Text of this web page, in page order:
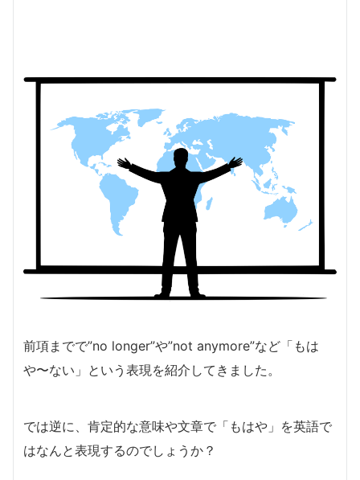
前項までで”no longer”や”not anymore”など「もは
や〜ない」という表現を紹介してきました。
では逆に、肯定的な意味や文章で「もはや」を英語で
はなんと表現するのでしょうか？